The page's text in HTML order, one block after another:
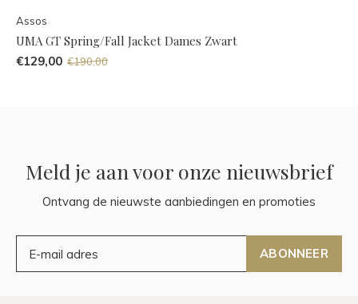
Assos
UMA GT Spring/Fall Jacket Dames Zwart
€129,00 €190,00
Meld je aan voor onze nieuwsbrief
Ontvang de nieuwste aanbiedingen en promoties
ABONNEER